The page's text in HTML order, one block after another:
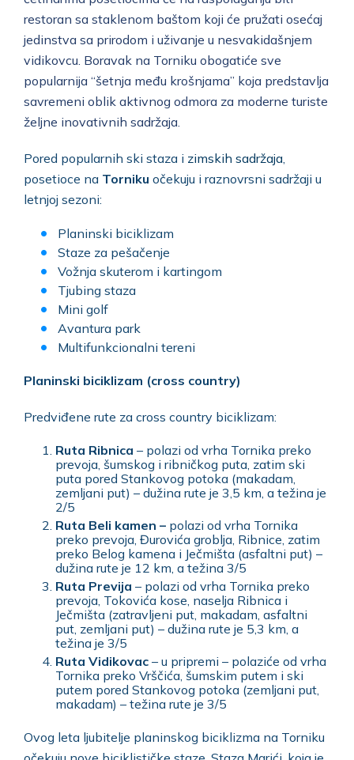
restoran sa staklenom baštom koji će pružati osećaj
jedinstva sa prirodom i uživanje u nesvakidašnjem
vidikovcu. Boravak na Torniku obogatiće sve
popularnija “šetnja među krošnjama” koja predstavlja
savremeni oblik aktivnog odmora za moderne turiste
željne inovativnih sadržaja.
Pored popularnih ski staza i zimskih sadržaja,
posetioce na Torniku očekuju i raznovrsni sadržaji u
letnjoj sezoni:
Planinski biciklizam
Staze za pešačenje
Vožnja skuterom i kartingom
Tjubing staza
Mini golf
Avantura park
Multifunkcionalni tereni
Planinski biciklizam (cross country)
Predviđene rute za cross country biciklizam:
Ruta Ribnica – polazi od vrha Tornika preko
prevoja, šumskog i ribničkog puta, zatim ski
puta pored Stankovog potoka (makadam,
zemljani put) – dužina rute je 3,5 km, a težina je
2/5
Ruta Beli kamen – polazi od vrha Tornika
preko prevoja, Đurovića groblja, Ribnice, zatim
preko Belog kamena i Ječmišta (asfaltni put) –
dužina rute je 12 km, a težina 3/5
Ruta Previja – polazi od vrha Tornika preko
prevoja, Tokovića kose, naselja Ribnica i
Ječmišta (zatravljeni put, makadam, asfaltni
put, zemljani put) – dužina rute je 5,3 km, a
težina je 3/5
Ruta Vidikovac – u pripremi – polaziće od vrha
Tornika preko Vrščića, šumskim putem i ski
putem pored Stankovog potoka (zemljani put,
makadam) – težina rute je 3/5
Ovog leta ljubitelje planinskog biciklizma na Torniku